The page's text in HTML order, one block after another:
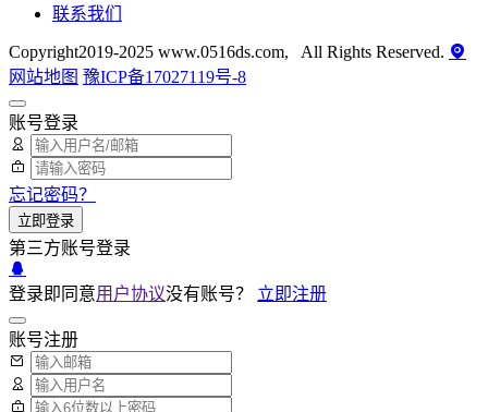
联系我们
Copyright2019-2025 www.0516ds.com, All Rights Reserved.
网站地图 豫ICP备17027119号-8
账号登录
忘记密码？
立即登录
第三方账号登录
登录即同意用户协议没有账号？ 立即注册
账号注册